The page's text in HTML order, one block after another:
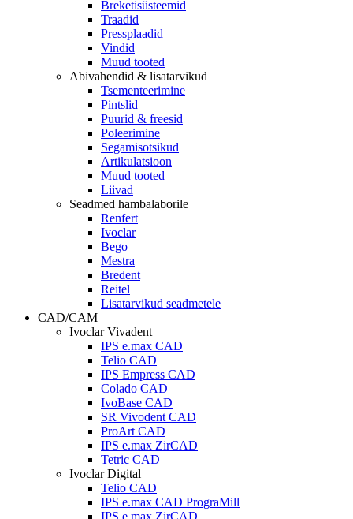
Breketisüsteemid
Traadid
Pressplaadid
Vindid
Muud tooted
Abivahendid & lisatarvikud
Tsementeerimine
Pintslid
Puurid & freesid
Poleerimine
Segamisotsikud
Artikulatsioon
Muud tooted
Liivad
Seadmed hambalaborile
Renfert
Ivoclar
Bego
Mestra
Bredent
Reitel
Lisatarvikud seadmetele
CAD/CAM
Ivoclar Vivadent
IPS e.max CAD
Telio CAD
IPS Empress CAD
Colado CAD
IvoBase CAD
SR Vivodent CAD
ProArt CAD
IPS e.max ZirCAD
Tetric CAD
Ivoclar Digital
Telio CAD
IPS e.max CAD PrograMill
IPS e.max ZirCAD